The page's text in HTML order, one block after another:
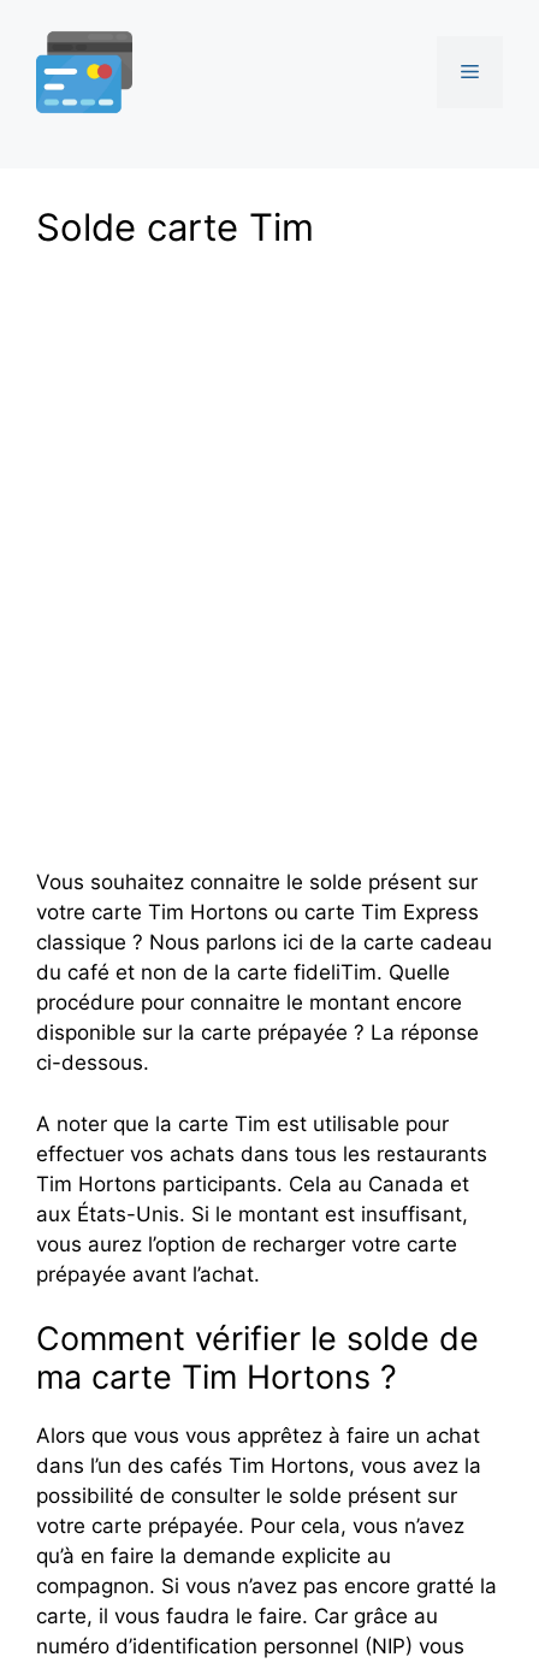
contenu
Menu
Solde carte Tim
Vous souhaitez connaitre le solde présent sur
votre carte Tim Hortons ou carte Tim Express
classique ? Nous parlons ici de la carte cadeau
du café et non de la carte fideliTim. Quelle
procédure pour connaitre le montant encore
disponible sur la carte prépayée ? La réponse
ci-dessous.
A noter que la carte Tim est utilisable pour
effectuer vos achats dans tous les restaurants
Tim Hortons participants. Cela au Canada et
aux États-Unis. Si le montant est insuffisant,
vous aurez l’option de recharger votre carte
prépayée avant l’achat.
Comment vérifier le solde de
ma carte Tim Hortons ?
Alors que vous vous apprêtez à faire un achat
dans l’un des cafés Tim Hortons, vous avez la
possibilité de consulter le solde présent sur
votre carte prépayée. Pour cela, vous n’avez
qu’à en faire la demande explicite au
compagnon. Si vous n’avez pas encore gratté la
carte, il vous faudra le faire. Car grâce au
numéro d’identification personnel (NIP) vous